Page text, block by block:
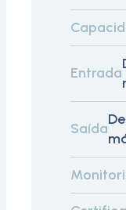
Entrada
Saída